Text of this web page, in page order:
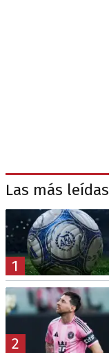
Las más leídas
1
2